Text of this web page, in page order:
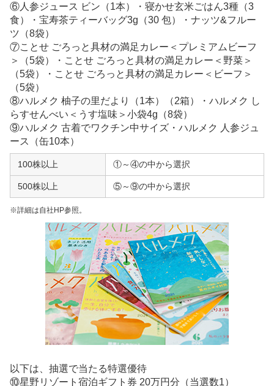
⑥人参ジュース ビン（1本）・寝かせ玄米ごはん3種（3
食）・宝寿茶ティーバッグ3g（30 包）・ナッツ&フルー
ツ（8袋）
⑦ことせ ごろっと具材の満足カレー＜プレミアムビーフ
＞（5袋）・ことせ ごろっと具材の満足カレー＜野菜＞
（5袋）・ことせ ごろっと具材の満足カレー＜ビーフ＞
（5袋）
⑧ハルメク 柚子の里だより（1本）（2箱）・ハルメク し
らすせんべい＜うす塩味＞小袋4g（8袋）
⑨ハルメク 古着でワクチン中サイズ・ハルメク 人参ジュ
ース（缶10本）
100株以上 ①～④の中から選択
500株以上 ⑤～⑨の中から選択
※詳細は自社HP参照。
以下は、抽選で当たる特選優待
⑩星野リゾート宿泊ギフト券 20万円分（当選数1）